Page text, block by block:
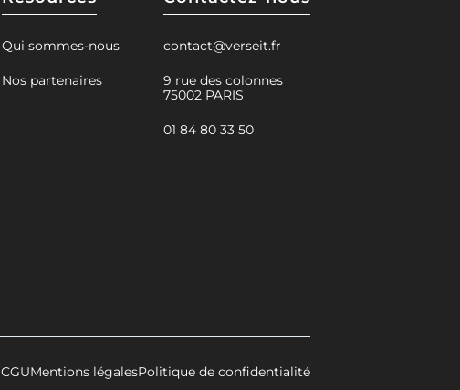
Qui sommes-nous
Nos partenaires
contact@verseit.fr
9 rue des colonnes
75002 PARIS
01 84 80 33 50
CGUMentions légalesPolitique de confidentialité